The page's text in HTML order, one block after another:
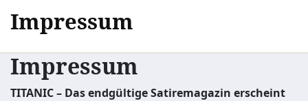
Impressum
Impressum
TITANIC – Das endgültige Satiremagazin erscheint